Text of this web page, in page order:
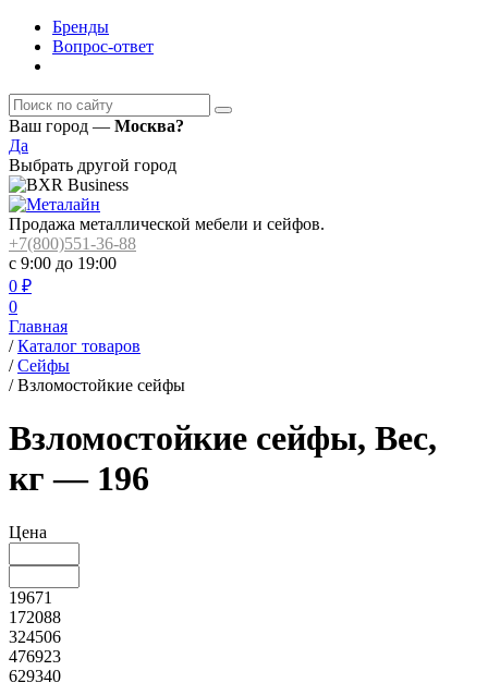
Бренды
Вопрос-ответ
Ваш город — Москва?
Да
Выбрать другой город
Продажа металлической мебели и сейфов.
+7(800)551-36-88
с 9:00 до 19:00
0 ₽
0
Главная
/ Каталог товаров
/ Сейфы
/ Взломостойкие сейфы
Взломостойкие сейфы, Вес,
кг — 196
Цена
19671
172088
324506
476923
629340